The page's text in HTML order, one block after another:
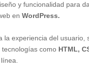
y funcionalidad para
en WordPress.
la experiencia del
tecnologías como HTML,